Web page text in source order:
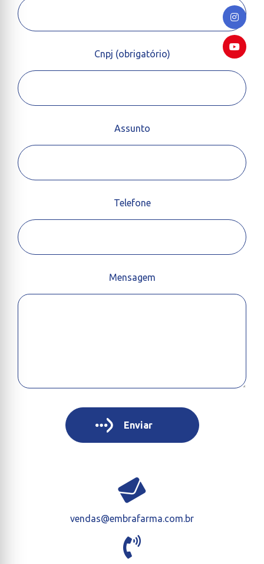
Cnpj (obrigatório)
Assunto
Telefone
Mensagem
vendas@embrafarma.com.br